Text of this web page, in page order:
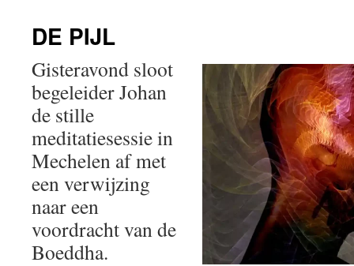
DE PIJL
Gisteravond sloot
begeleider Johan
de stille
meditatiesessie in
Mechelen af met
een verwijzing
naar een
voordracht van de
Boeddha.